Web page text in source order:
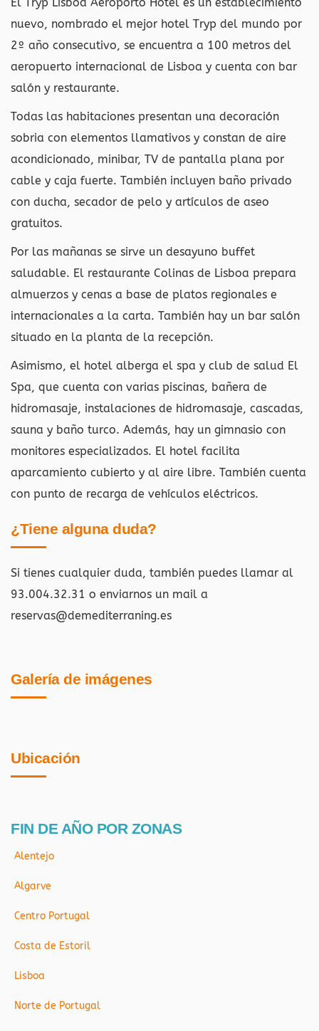
nuevo, nombrado el mejor hotel Tryp del mundo por
2º año consecutivo, se encuentra a 100 metros del
aeropuerto internacional de Lisboa y cuenta con bar
salón y restaurante.
Todas las habitaciones presentan una decoración
sobria con elementos llamativos y constan de aire
acondicionado, minibar, TV de pantalla plana por
cable y caja fuerte. También incluyen baño privado
con ducha, secador de pelo y artículos de aseo
gratuitos.
Por las mañanas se sirve un desayuno buffet
saludable. El restaurante Colinas de Lisboa prepara
almuerzos y cenas a base de platos regionales e
internacionales a la carta. También hay un bar salón
situado en la planta de la recepción.
Asimismo, el hotel alberga el spa y club de salud El
Spa, que cuenta con varias piscinas, bañera de
hidromasaje, instalaciones de hidromasaje, cascadas,
sauna y baño turco. Además, hay un gimnasio con
monitores especializados. El hotel facilita
aparcamiento cubierto y al aire libre. También cuenta
con punto de recarga de vehículos eléctricos.
¿Tiene alguna duda?
Si tienes cualquier duda, también puedes llamar al
93.004.32.31 o enviarnos un mail a
reservas@demediterraning.es
Galería de imágenes
Ubicación
FIN DE AÑO POR ZONAS
Alentejo
Algarve
Centro Portugal
Costa de Estoril
Lisboa
Norte de Portugal